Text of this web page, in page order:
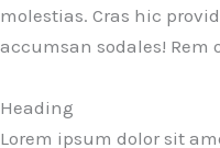
molestias. Cras hic
accumsan sodales! Rem
Heading
Lorem ipsum dolor sit